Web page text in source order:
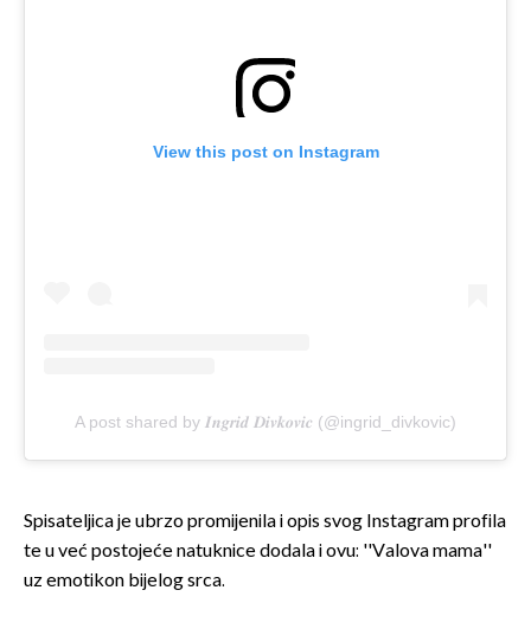
View this post on Instagram
A post shared by 𝑰𝒏𝒈𝒓𝒊𝒅 𝑫𝒊𝒗𝒌𝒐𝒗𝒊𝒄 (@ingrid_divkovic)
Spisateljica je ubrzo promijenila i opis svog Instagram profila
te u već postojeće natuknice dodala i ovu: ''Valova mama''
uz emotikon bijelog srca.